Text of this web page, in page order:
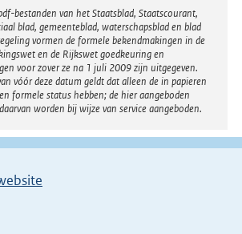
bestanden van het Staatsblad, Staatscourant,
blad, gemeenteblad, waterschapsblad en blad
vormen de formele bekendmakingen in de
en de Rijkswet goedkeuring en
voor zover ze na 1 juli 2009 zijn uitgegeven.
vóór deze datum geldt dat alleen de in papieren
formele status hebben; de hier aangeboden
worden bij wijze van service aangeboden.